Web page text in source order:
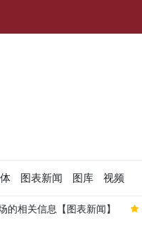
图表新闻 图库 视频
的相关信息【图表新闻】